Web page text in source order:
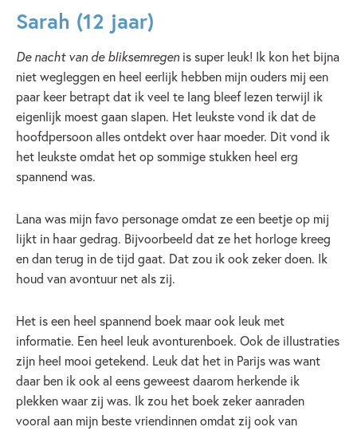
Sarah (12 jaar)
De nacht van de bliksemregenis super leuk! Ik kon het bijna
niet wegleggen en heel eerlijk hebben mijn ouders mij een
paar keer betrapt dat ik veel te lang bleef lezen terwijl ik
eigenlijk moest gaan slapen. Het leukste vond ik dat de
hoofdpersoon alles ontdekt over haar moeder. Dit vond ik
het leukste omdat het op sommige stukken heel erg
spannend was.
Lana was mijn favo personage omdat ze een beetje op mij
lijkt in haar gedrag. Bijvoorbeeld dat ze het horloge kreeg
en dan terug in de tijd gaat. Dat zou ik ook zeker doen. Ik
houd van avontuur net als zij.
Het is een heel spannend boek maar ook leuk met
informatie. Een heel leuk avonturenboek. Ook de illustraties
zijn heel mooi getekend. Leuk dat het in Parijs was want
daar ben ik ook al eens geweest daarom herkende ik
plekken waar zij was. Ik zou het boek zeker aanraden
vooral aan mijn beste vriendinnen omdat zij ook van